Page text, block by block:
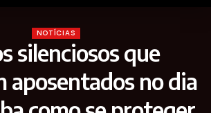
NOTÍCIAS
silenciosos que
aposentados no dia